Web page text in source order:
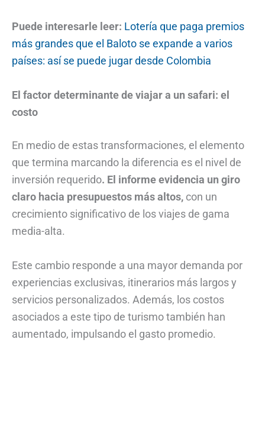
Puede interesarle leer: Lotería que paga premios
más grandes que el Baloto se expande a varios
países: así se puede jugar desde Colombia
El factor determinante de viajar a un safari: el
costo
En medio de estas transformaciones, el elemento
que termina marcando la diferencia es el nivel de
inversión requerido. El informe evidencia un giro
claro hacia presupuestos más altos, con un
crecimiento significativo de los viajes de gama
media-alta.
Este cambio responde a una mayor demanda por
experiencias exclusivas, itinerarios más largos y
servicios personalizados. Además, los costos
asociados a este tipo de turismo también han
aumentado, impulsando el gasto promedio.